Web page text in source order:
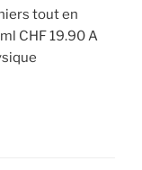
tout en
CHF 19.90 A